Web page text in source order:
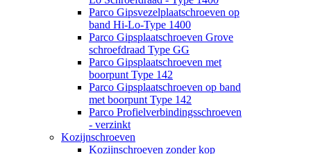
Parco Gipsvezelplaatschroeven op
band Hi-Lo-Type 1400
Parco Gipsplaatschroeven Grove
schroefdraad Type GG
Parco Gipsplaatschroeven met
boorpunt Type 142
Parco Gipsplaatschroeven op band
met boorpunt Type 142
Parco Profielverbindingsschroeven
- verzinkt
Kozijnschroeven
Kozijnschroeven zonder kop